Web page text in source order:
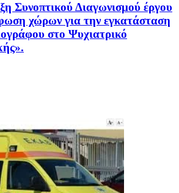
Συνοπτικού Διαγωνισμού έργου
χώρων για την εγκατάσταση
στο Ψυχιατρικό